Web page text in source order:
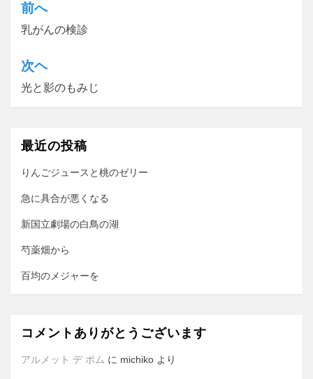
投
稿
ナ
ビ
シ
ョ
ン
前へ
乳がんの検診
次ヘ
光と影のもみじ
最近の投稿
りんごジュースと桃のゼリー
急に具合が悪くなる
新国立劇場の白鳥の湖
芍薬畑から
百均のメジャーを
コメントありがとうございます
アルメット デ ポム に michiko より